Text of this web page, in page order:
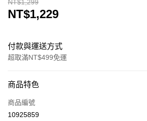
NT$1,299
NT$1,229
付款與運送方式
超取滿NT$499免運
icash Pay
信用卡一次付款
商品特色
商品編號
10925859